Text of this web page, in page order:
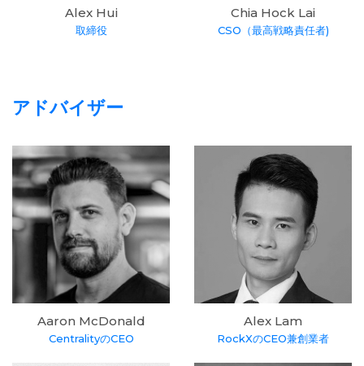
Alex Hui
取締役
Chia Hock Lai
CSO（最高戦略責任者)
アドバイザー
Aaron McDonald
CentralityのCEO
Alex Lam
RockXのCEO兼創業者